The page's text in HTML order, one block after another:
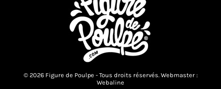
© 2026 Figure de Poulpe - Tous droits réservés. Webmaster :
Webaline